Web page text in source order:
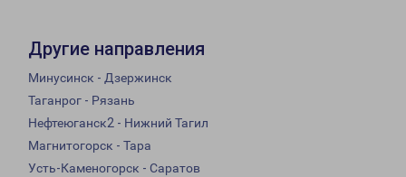
Другие направления
Минусинск - Дзержинск
Таганрог - Рязань
Нефтеюганск2 - Нижний Тагил
Магнитогорск - Тара
Усть-Каменогорск - Саратов